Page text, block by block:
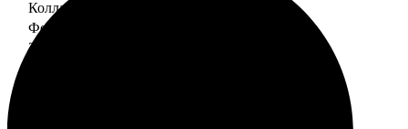
Коллаж на пенокартоне
ФотоМозаика
30х40 пенокартон